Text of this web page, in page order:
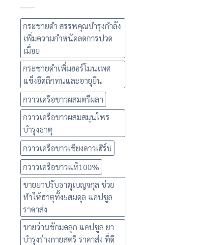
กระชายดำ สรรพคุณบำรุงกำลัง
เพิ่มความกำหนัดลดการปวด
เมื่อย
กระชายดำเพิ่มฮอร์โมนเพศ
แข็งอึดถึกทนและอายุยืน
กวาวเครือขาวผสมตรีผลา
กวาวเครือขาวผสมสมุนไพร
บำรุงธาตุ
กวาวเครือขาวเชียงดาวเฮิร์บ
กวาวเครือขาวแท้100%
ขายยาปรับธาตุเบญจกุล ช่วย
ทำให้ธาตุทั้ง5สมดุล แคปซูล
ราคาส่ง
ขายว่านชักมดลูก แคปซูล ยา
บำรุงร่างกายสตรี ราคาส่ง ที่ดี